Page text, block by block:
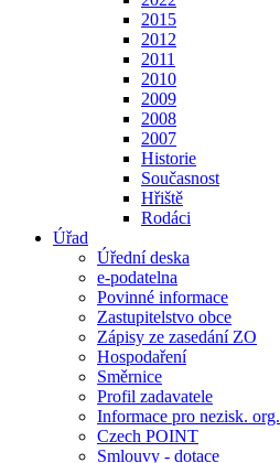
2015
2012
2011
2010
2009
2008
2007
Historie
Současnost
Hřiště
Rodáci
Úřad
Úřední deska
e-podatelna
Povinné informace
Zastupitelstvo obce
Zápisy ze zasedání ZO
Hospodaření
Směrnice
Profil zadavatele
Informace pro nezisk. org.
Czech POINT
Smlouvy - dotace